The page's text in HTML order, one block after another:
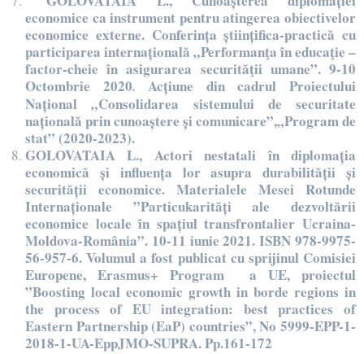
economice ca instrument pentru atingerea obiectivelor
economice externe. Conferința științifica-practică cu
participarea internațională „Performanţa în educaţie –
factor-cheie în asigurarea securităţii umane”. 9-10
Octombrie 2020.Acțiune din cadrul Proiectului
Național „Consolidarea sistemului de securitate
națională prin cunoaștere și comunicare”,„Program de
stat” (2020-2023).
GOLOVATAIA L., Actori nestatali în diplomația
economică și influența lor asupra durabilității și
securității economice. Materialele Mesei Rotunde
Internaționale ”Particukarități ale dezvoltării
economice locale în spațiul transfrontalier Ucraina-
Moldova-România”. 10-11 iunie 2021. ISBN 978-9975-
56-957-6. Volumul a fost publicat cu sprijinul Comisiei
Europene, Erasmus+ Program a UE, proiectul
”Boosting local economic growth in borde regions in
the process of EU integration: best practices of
Eastern Partnership (EaP) countries”, No 5999-EPP-1-
2018-1-UA-EppJMO-SUPRA. Pp.161-172